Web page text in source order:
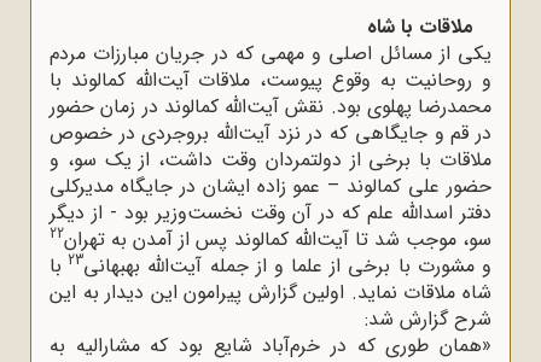
ملاقات با شاه
یکی از مسائل اصلی و مهمی که در جریان مبارزات مردم
و روحانیت به وقوع پیوست، ملاقات آیت‌الله کمالوند با
محمدرضا پهلوی بود. نقش آیت‌الله کمالوند در زمان حضور
در قم و جایگاهی که در نزد آیت‌الله بروجردی در خصوص
ملاقات با برخی از دولتمردان وقت داشت، از یک سو، و
حضور علی کمالوند – عمو زاده ایشان در جایگاه مدیرکلی
دفتر اسدالله علم که در آن وقت نخست‌وزیر بود - از دیگر
سو، موجب شد تا آیت‌الله کمالوند پس از آمدن به تهران22
و مشورت با برخی از علما و از جمله آیت‌الله بهبهانی23 با
شاه ملاقات نماید. اولین گزارش پیرامون این دیدار به این
شرح گزارش شد:
«همان طوری که در خرم‌آباد شایع بود که مشارالیه به